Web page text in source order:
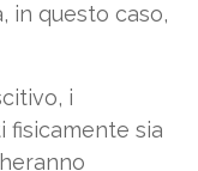
in questo caso,
i
fisicamente sia